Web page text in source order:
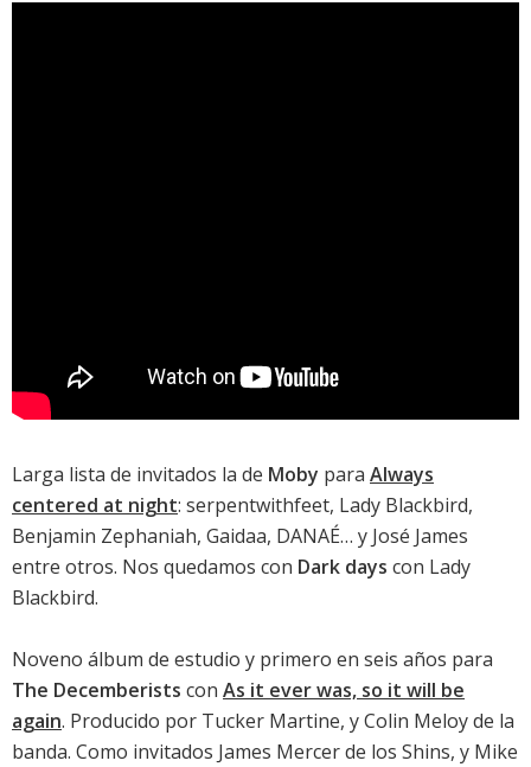
Larga lista de invitados la de Moby para Always
centered at night: serpentwithfeet, Lady Blackbird,
Benjamin Zephaniah, Gaidaa, DANAÉ… y José James
entre otros. Nos quedamos con Dark days con Lady
Blackbird.
Noveno álbum de estudio y primero en seis años para
The Decemberists con As it ever was, so it will be
again. Producido por Tucker Martine, y Colin Meloy de la
banda. Como invitados James Mercer de los Shins, y Mike